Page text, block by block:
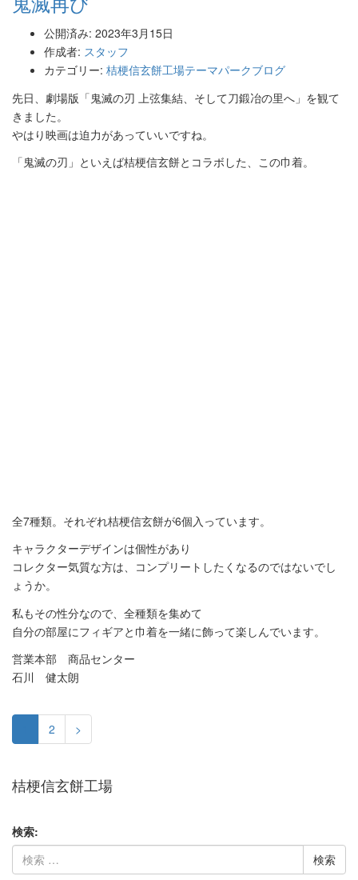
公開済み: 2023年3月15日
作成者: スタッフ
カテゴリー: 桔梗信玄餅工場テーマパークブログ
先日、劇場版「鬼滅の刃 上弦集結、そして刀鍛冶の里へ」を観て
きました。
やはり映画は迫力があっていいですね。
「鬼滅の刃」といえば桔梗信玄餅とコラボした、この巾着。
全7種類。それぞれ桔梗信玄餅が6個入っています。
キャラクターデザインは個性があり
コレクター気質な方は、コンプリートしたくなるのではないでし
ょうか。
私もその性分なので、全種類を集めて
自分の部屋にフィギアと巾着を一緒に飾って楽しんでいます。
営業本部 商品センター
石川 健太朗
2 >
桔梗信玄餅工場
検索: